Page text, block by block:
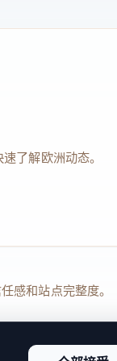
了解欧洲动态。
感和站点完整度。